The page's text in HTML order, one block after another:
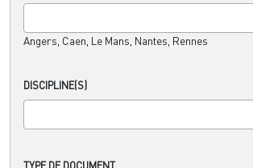
Angers, Caen, Le Mans, Nantes, Rennes
DISCIPLINE(S)
TYPE DE DOCUMENT